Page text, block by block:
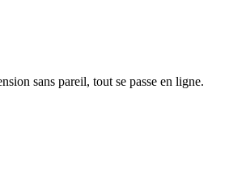
sans pareil, tout se passe en ligne.